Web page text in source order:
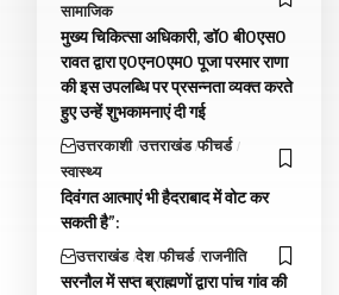
सामाजिक
मुख्य चिकित्सा अधिकारी, डॉ0 बी0एस0
रावत द्वारा ए0एन0एम0 पूजा परमार राणा
की इस उपलब्धि पर प्रसन्नता व्यक्त करते
हुए उन्हें शुभकामनाएं दी गई
उत्तरकाशी उत्तराखंड फीचर्ड
स्वास्थ्य
दिवंगत आत्माएं भी हैदराबाद में वोट कर
सकती है”:
उत्तराखंड देश फीचर्ड राजनीति
सरनौल में सप्त ब्राह्मणों द्वारा पांच गांव की